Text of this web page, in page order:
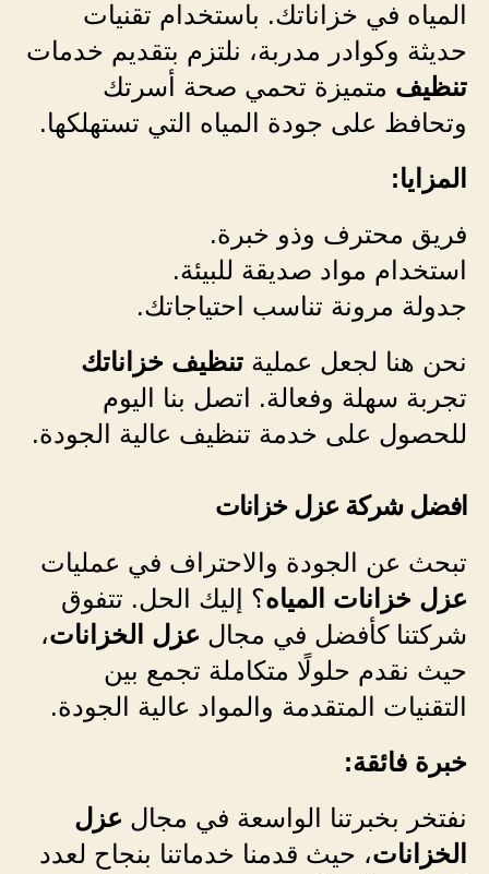
المياه في خزاناتك. باستخدام تقنيات
حديثة وكوادر مدربة، نلتزم بتقديم خدمات
تنظيف متميزة تحمي صحة أسرتك
وتحافظ على جودة المياه التي تستهلكها.
المزايا:
فريق محترف وذو خبرة.
استخدام مواد صديقة للبيئة.
جدولة مرونة تناسب احتياجاتك.
نحن هنا لجعل عملية تنظيف خزاناتك
تجربة سهلة وفعالة. اتصل بنا اليوم
للحصول على خدمة تنظيف عالية الجودة.
افضل شركة عزل خزانات
تبحث عن الجودة والاحتراف في عمليات
عزل خزانات المياه؟ إليك الحل. تتفوق
شركتنا كأفضل في مجال عزل الخزانات،
حيث نقدم حلولًا متكاملة تجمع بين
التقنيات المتقدمة والمواد عالية الجودة.
خبرة فائقة:
نفتخر بخبرتنا الواسعة في مجال عزل
الخزانات، حيث قدمنا خدماتنا بنجاح لعدد